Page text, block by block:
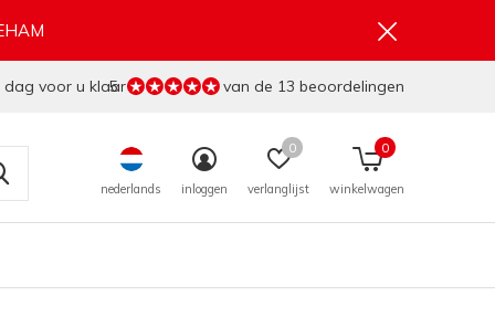
nederlands inloggen verlanglijst
0
winkelwagen
0
voor u klaar
5 van de 13 beoordelingen